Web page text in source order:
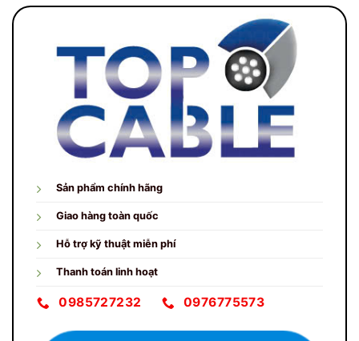
Sản phẩm chính hãng
Giao hàng toàn quốc
Hỗ trợ kỹ thuật miễn phí
Thanh toán linh hoạt
0985727232 0976775573